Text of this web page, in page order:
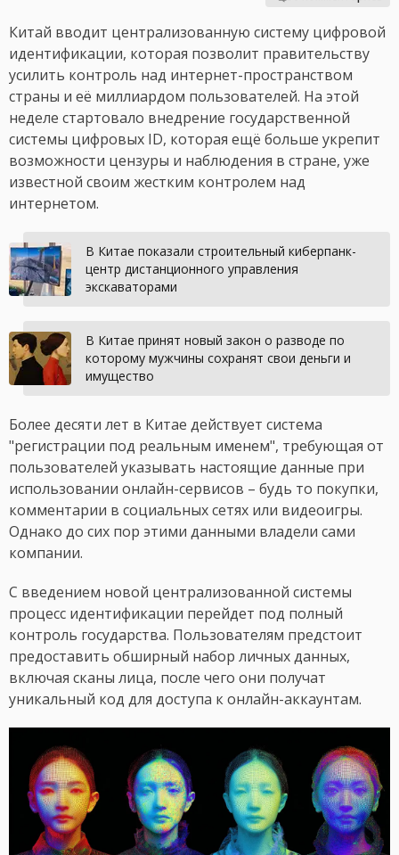
Китай вводит централизованную систему цифровой
идентификации, которая позволит правительству
усилить контроль над интернет-пространством
страны и её миллиардом пользователей. На этой
неделе стартовало внедрение государственной
системы цифровых ID, которая ещё больше укрепит
возможности цензуры и наблюдения в стране, уже
известной своим жестким контролем над
интернетом.
В Китае показали строительный киберпанк-
центр дистанционного управления
экскаваторами
В Китае принят новый закон о разводе по
которому мужчины сохранят свои деньги и
имущество
Более десяти лет в Китае действует система
"регистрации под реальным именем", требующая от
пользователей указывать настоящие данные при
использовании онлайн-сервисов – будь то покупки,
комментарии в социальных сетях или видеоигры.
Однако до сих пор этими данными владели сами
компании.
С введением новой централизованной системы
процесс идентификации перейдет под полный
контроль государства. Пользователям предстоит
предоставить обширный набор личных данных,
включая сканы лица, после чего они получат
уникальный код для доступа к онлайн-аккаунтам.